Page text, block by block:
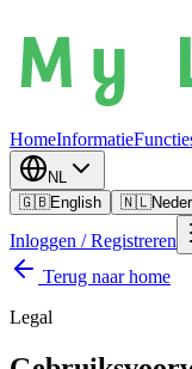
HomeInformatie
NL
🇬🇧English 🇳🇱
Inloggen / Registreren
Terug naar home
Legal